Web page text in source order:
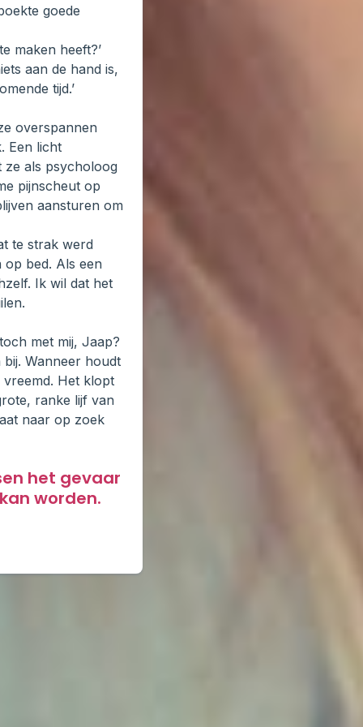
goede
maken heeft?’
aan de hand is,
tijd.’
overspannen
Een licht
ze als psycholoog
pijnscheut op
aansturen om
te strak werd
bed. Als een
Ik wil dat het
met mij, Jaap?
Wanneer houdt
Het klopt
ranke lijf van
naar op zoek
het gevaar
worden.